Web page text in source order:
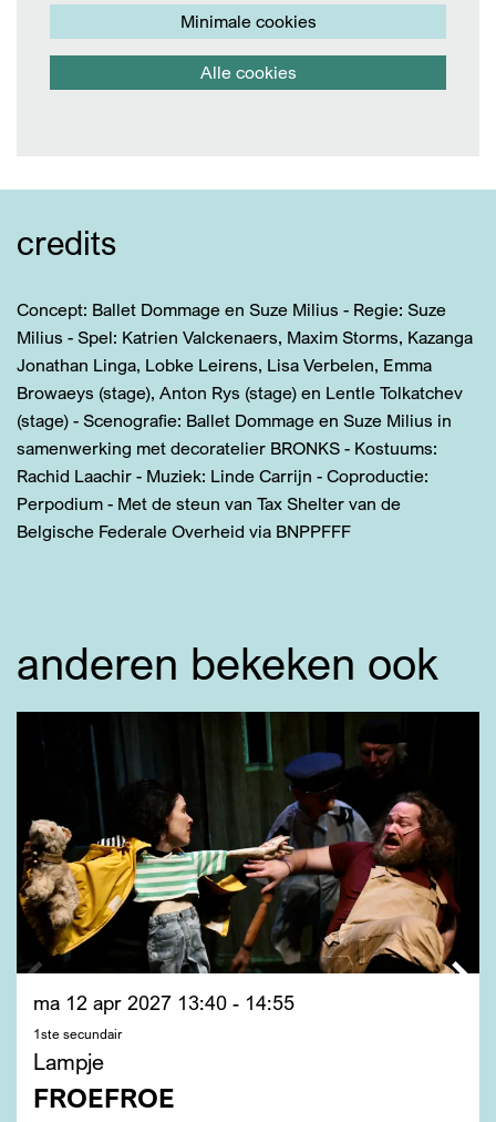
Minimale cookies
Alle cookies
credits
Concept: Ballet Dommage en Suze Milius - Regie: Suze
Milius - Spel: Katrien Valckenaers, Maxim Storms, Kazanga
Jonathan Linga, Lobke Leirens, Lisa Verbelen, Emma
Browaeys (stage), Anton Rys (stage) en Lentle Tolkatchev
(stage) - Scenografie: Ballet Dommage en Suze Milius in
samenwerking met decoratelier BRONKS - Kostuums:
Rachid Laachir - Muziek: Linde Carrijn - Coproductie:
Perpodium - Met de steun van Tax Shelter van de
Belgische Federale Overheid via BNPPFFF
anderen bekeken ook
Lampje
FROEFROE
1ste secundair
ma 12 apr 2027 13:40 - 14:55